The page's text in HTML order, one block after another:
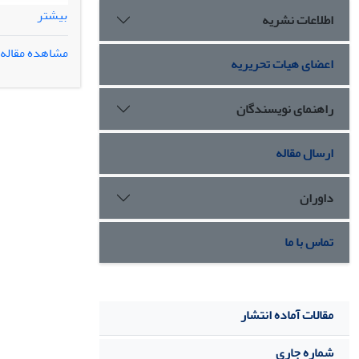
«مدیریت
نظام
بیشتر
مشاهده مقاله
اطلاعات نشریه
اعضای هیات تحریریه
راهنمای نویسندگان
ارسال مقاله
داوران
تماس با ما
مقالات آماده انتشار
شماره جاری